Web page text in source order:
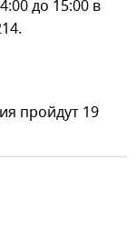
до 15:00 в
пройдут 19